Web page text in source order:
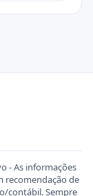
- As informações
recomendação de
contábil. Sempre